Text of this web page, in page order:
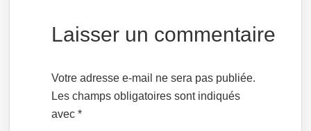
Laisser un commentaire
Votre adresse e-mail ne sera pas publiée.
Les champs obligatoires sont indiqués
avec*